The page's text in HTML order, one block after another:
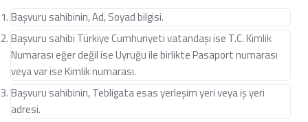
Başvuru sahibinin, Ad, Soyad bilgisi.
Başvuru sahibi Türkiye Cumhuriyeti vatandaşı ise T.C. Kimlik
Numarası eğer değil ise Uyruğu ile birlikte Pasaport numarası
veya var ise Kimlik numarası.
Başvuru sahibinin, Tebligata esas yerleşim yeri veya iş yeri
adresi.